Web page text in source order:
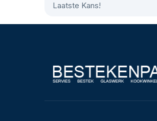
Laatste Kans!